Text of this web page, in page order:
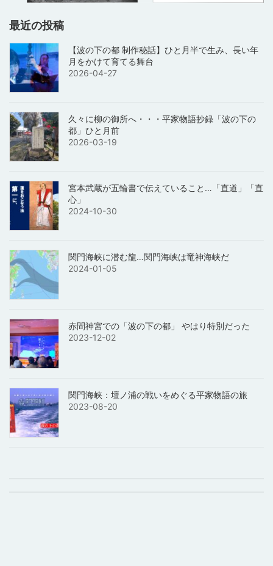
最近の投稿
【波の下の都 制作秘話】ひと月半で生み、長い年
月をかけて育てる舞台
2026-04-27
久々に柳の御所へ・・・平家物語抄録「波の下の
都」ひと月前
2026-03-19
宮本武蔵が五輪書で伝えていること…「直道」「直
心」
2024-10-30
関門海峡に潜む龍…関門海峡は竜神海峡だ
2024-01-05
赤間神宮での「波の下の都」 やはり特別だった
2023-12-02
関門海峡：壇ノ浦の戦いをめぐる平家物語の旅
2023-08-20